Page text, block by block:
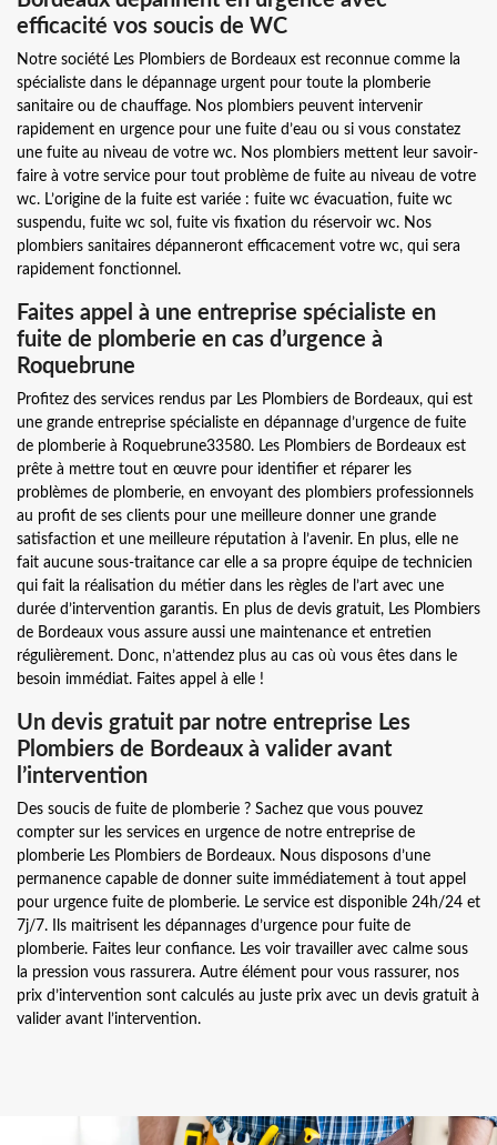
efficacité vos soucis de WC
Notre société Les Plombiers de Bordeaux est reconnue comme la
spécialiste dans le dépannage urgent pour toute la plomberie
sanitaire ou de chauffage. Nos plombiers peuvent intervenir
rapidement en urgence pour une fuite d’eau ou si vous constatez
une fuite au niveau de votre wc. Nos plombiers mettent leur savoir-
faire à votre service pour tout problème de fuite au niveau de votre
wc. L’origine de la fuite est variée : fuite wc évacuation, fuite wc
suspendu, fuite wc sol, fuite vis fixation du réservoir wc. Nos
plombiers sanitaires dépanneront efficacement votre wc, qui sera
rapidement fonctionnel.
Faites appel à une entreprise spécialiste en
fuite de plomberie en cas d’urgence à
Roquebrune
Profitez des services rendus par Les Plombiers de Bordeaux, qui est
une grande entreprise spécialiste en dépannage d’urgence de fuite
de plomberie à Roquebrune33580. Les Plombiers de Bordeaux est
prête à mettre tout en œuvre pour identifier et réparer les
problèmes de plomberie, en envoyant des plombiers professionnels
au profit de ses clients pour une meilleure donner une grande
satisfaction et une meilleure réputation à l’avenir. En plus, elle ne
fait aucune sous-traitance car elle a sa propre équipe de technicien
qui fait la réalisation du métier dans les règles de l’art avec une
durée d’intervention garantis. En plus de devis gratuit, Les Plombiers
de Bordeaux vous assure aussi une maintenance et entretien
régulièrement. Donc, n’attendez plus au cas où vous êtes dans le
besoin immédiat. Faites appel à elle !
Un devis gratuit par notre entreprise Les
Plombiers de Bordeaux à valider avant
l’intervention
Des soucis de fuite de plomberie ? Sachez que vous pouvez
compter sur les services en urgence de notre entreprise de
plomberie Les Plombiers de Bordeaux. Nous disposons d’une
permanence capable de donner suite immédiatement à tout appel
pour urgence fuite de plomberie. Le service est disponible 24h/24 et
7j/7. Ils maitrisent les dépannages d’urgence pour fuite de
plomberie. Faites leur confiance. Les voir travailler avec calme sous
la pression vous rassurera. Autre élément pour vous rassurer, nos
prix d’intervention sont calculés au juste prix avec un devis gratuit à
valider avant l’intervention.